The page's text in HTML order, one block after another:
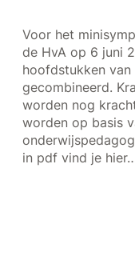
Voor het
de HvA op 6 juni
hoofdstukken van
gecombineerd.
worden nog
worden op basis
in pdf vind je